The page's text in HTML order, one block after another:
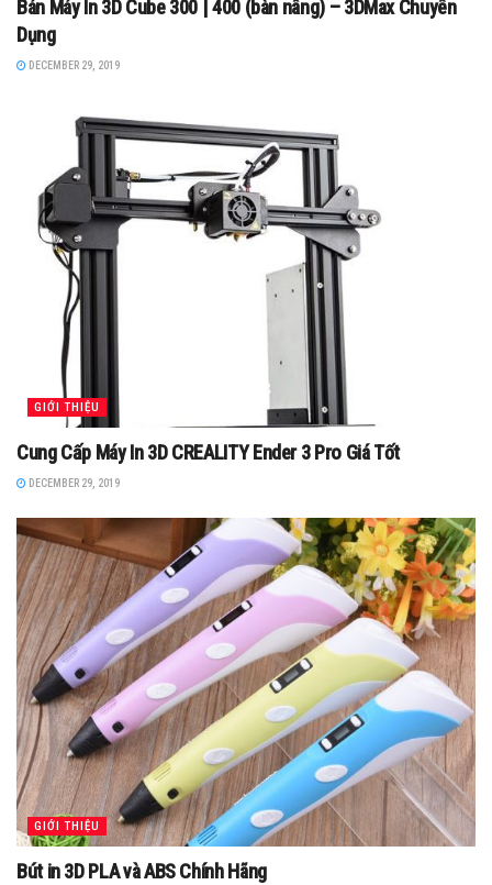
Bán Máy In 3D Cube 300 | 400 (bàn nâng) – 3DMax Chuyên
Dụng
DECEMBER 29, 2019
GIỚI THIỆU
Cung Cấp Máy In 3D CREALITY Ender 3 Pro Giá Tốt
DECEMBER 29, 2019
GIỚI THIỆU
Bút in 3D PLA và ABS Chính Hãng